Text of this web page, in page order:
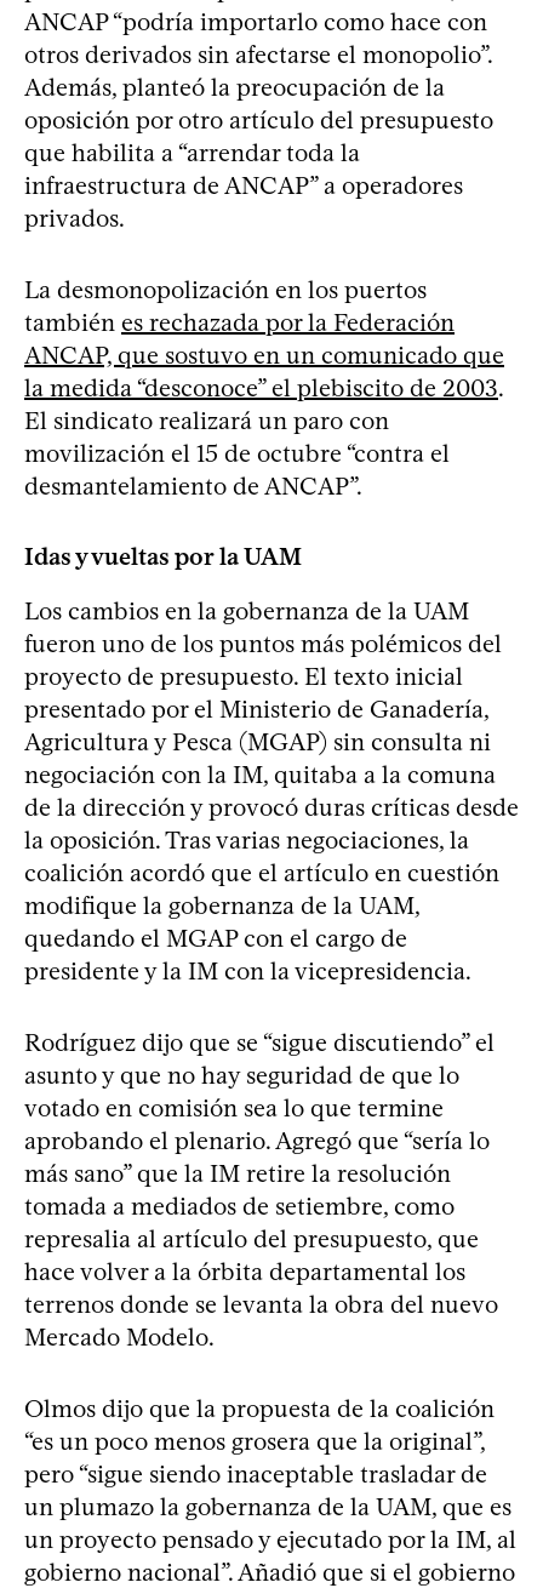
ANCAP “podría importarlo como hace con
otros derivados sin afectarse el monopolio”.
Además, planteó la preocupación de la
oposición por otro artículo del presupuesto
que habilita a “arrendar toda la
infraestructura de ANCAP” a operadores
privados.
La desmonopolización en los puertos
también es rechazada por la Federación
ANCAP, que sostuvo en un comunicado que
la medida “desconoce” el plebiscito de 2003.
El sindicato realizará un paro con
movilización el 15 de octubre “contra el
desmantelamiento de ANCAP”.
Idas y vueltas por la UAM
Los cambios en la gobernanza de la UAM
fueron uno de los puntos más polémicos del
proyecto de presupuesto. El texto inicial
presentado por el Ministerio de Ganadería,
Agricultura y Pesca (MGAP) sin consulta ni
negociación con la IM, quitaba a la comuna
de la dirección y provocó duras críticas desde
la oposición. Tras varias negociaciones, la
coalición acordó que el artículo en cuestión
modifique la gobernanza de la UAM,
quedando el MGAP con el cargo de
presidente y la IM con la vicepresidencia.
Rodríguez dijo que se “sigue discutiendo” el
asunto y que no hay seguridad de que lo
votado en comisión sea lo que termine
aprobando el plenario. Agregó que “sería lo
más sano” que la IM retire la resolución
tomada a mediados de setiembre, como
represalia al artículo del presupuesto, que
hace volver a la órbita departamental los
terrenos donde se levanta la obra del nuevo
Mercado Modelo.
Olmos dijo que la propuesta de la coalición
“es un poco menos grosera que la original”,
pero “sigue siendo inaceptable trasladar de
un plumazo la gobernanza de la UAM, que es
un proyecto pensado y ejecutado por la IM, al
gobierno nacional”. Añadió que si el gobierno